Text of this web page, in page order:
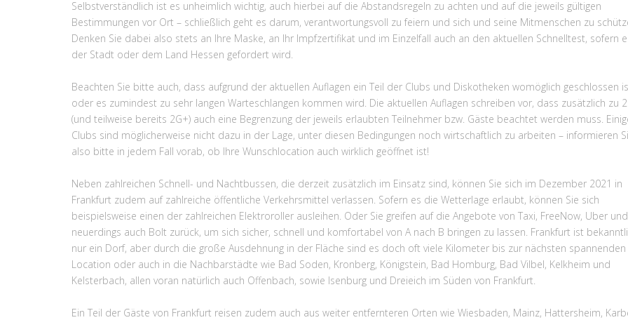
Selbstverständlich ist es unheimlich wichtig, auch hierbei auf die Abstandsregeln zu achten und auf die jeweils gültigen
Bestimmungen vor Ort – schließlich geht es darum, verantwortungsvoll zu feiern und sich und seine Mitmenschen zu
Denken Sie dabei also stets an Ihre Maske, an Ihr Impfzertifikat und im Einzelfall auch an den aktuellen Schnelltest, sofern
der Stadt oder dem Land Hessen gefordert wird.
Beachten Sie bitte auch, dass aufgrund der aktuellen Auflagen ein Teil der Clubs und Diskotheken womöglich geschlossen
oder es zumindest zu sehr langen Warteschlangen kommen wird. Die aktuellen Auflagen schreiben vor, dass zusätzlich zu
(und teilweise bereits 2G+) auch eine Begrenzung der jeweils erlaubten Teilnehmer bzw. Gäste beachtet werden muss.
Clubs sind möglicherweise nicht dazu in der Lage, unter diesen Bedingungen noch wirtschaftlich zu arbeiten – informieren
also bitte in jedem Fall vorab, ob Ihre Wunschlocation auch wirklich geöffnet ist!
Neben zahlreichen Schnell- und Nachtbussen, die derzeit zusätzlich im Einsatz sind, können Sie sich im Dezember 2021 in
Frankfurt zudem auf zahlreiche öffentliche Verkehrsmittel verlassen. Sofern es die Wetterlage erlaubt, können Sie sich
beispielsweise einen der zahlreichen Elektroroller ausleihen. Oder Sie greifen auf die Angebote von Taxi, FreeNow, Uber und
neuerdings auch Bolt zurück, um sich sicher, schnell und komfortabel von A nach B bringen zu lassen. Frankfurt ist
nur ein Dorf, aber durch die große Ausdehnung in der Fläche sind es doch oft viele Kilometer bis zur nächsten spannenden
Location oder auch in die Nachbarstädte wie Bad Soden, Kronberg, Königstein, Bad Homburg, Bad Vilbel, Kelkheim und
Kelsterbach, allen voran natürlich auch Offenbach, sowie Isenburg und Dreieich im Süden von Frankfurt.
Ein Teil der Gäste von Frankfurt reisen zudem auch aus weiter entfernteren Orten wie Wiesbaden, Mainz, Hattersheim,